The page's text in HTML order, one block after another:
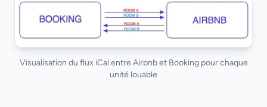
Visualisation du flux iCal entre Airbnb et Booking pour chaque
unité louable